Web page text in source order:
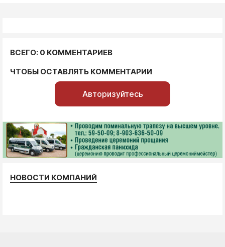
ВСЕГО: 0 КОММЕНТАРИЕВ
ЧТОБЫ ОСТАВЛЯТЬ КОММЕНТАРИИ
Авторизуйтесь
НОВОСТИ КОМПАНИЙ